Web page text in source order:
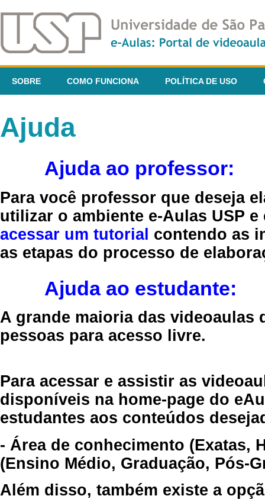
SOBRE COMO FUNCIONA POLÍTICA DE USO
Ajuda
Ajuda ao professor:
Para você professor que deseja
utilizar o ambiente e-Aulas USP
acessar um tutorial contendo as
as etapas do processo de
Ajuda ao estudante:
A grande maioria das videoaulas
pessoas para acesso livre.
Para acessar e assistir as
disponíveis na home-page do
estudantes aos conteúdos
- Área de conhecimento (Exatas,
(Ensino Médio, Graduação, Pós-
Além disso, também existe a